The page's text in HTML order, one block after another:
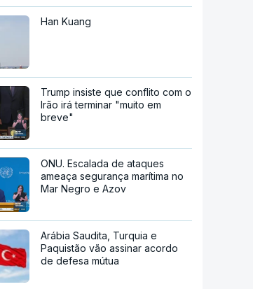
Han Kuang
Trump insiste que conflito com o
Irão irá terminar "muito em
breve"
ONU. Escalada de ataques
ameaça segurança marítima no
Mar Negro e Azov
Arábia Saudita, Turquia e
Paquistão vão assinar acordo
de defesa mútua